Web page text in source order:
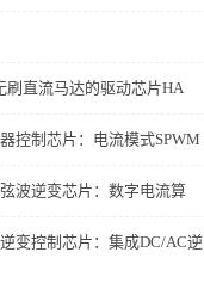
刷直流马达的驱动芯片HA
控制芯片：电流模式SPWM
波逆变芯片：数字电流算
变控制芯片：集成DC/AC逆